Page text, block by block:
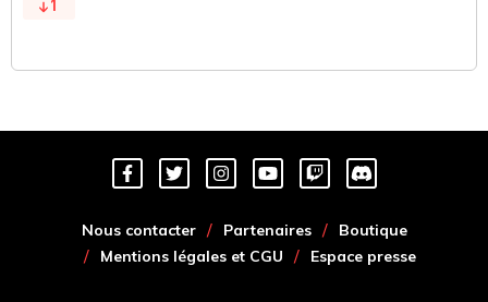
1
Nous contacter Partenaires
Boutique
Mentions légales et CGU
Espace presse